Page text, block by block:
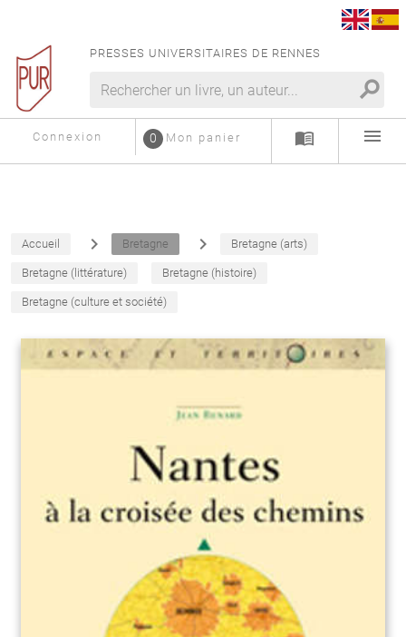
PRESSES UNIVERSITAIRES DE RENNES
search
Connexion Mon panier
0 menu_book menu
Accueil navigate_next Bretagne navigate_next Bretagne (arts)
Bretagne (littérature) Bretagne (histoire)
Bretagne (culture et société)